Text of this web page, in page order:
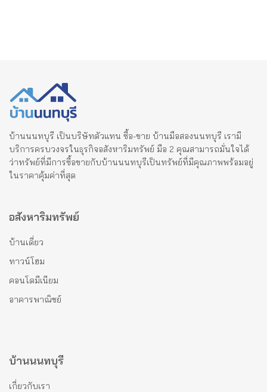
บ้านนนทบุรี เป็นบริษัทตัวแทน ซื้อ-ขาย บ้านมือสองนนทบุรี เรามี
บริการครบวงจรในธุรกิจอสังหาริมทรัพย์ มือ 2 คุณสามารถมั่นใจได้
ว่าทรัพย์ที่มีการซื้อขายกับบ้านนนทบุรีเป็นทรัพย์ที่มีคุณภาพพร้อมอยู่
ในราคาคุ้มค่าที่สุด
อสังหาริมทรัพย์
บ้านเดี่ยว
ทาวน์โฮม
คอนโดมีเนียม
อาคารพาณิชย์
บ้านนนทบุรี
เกี่ยวกับเรา